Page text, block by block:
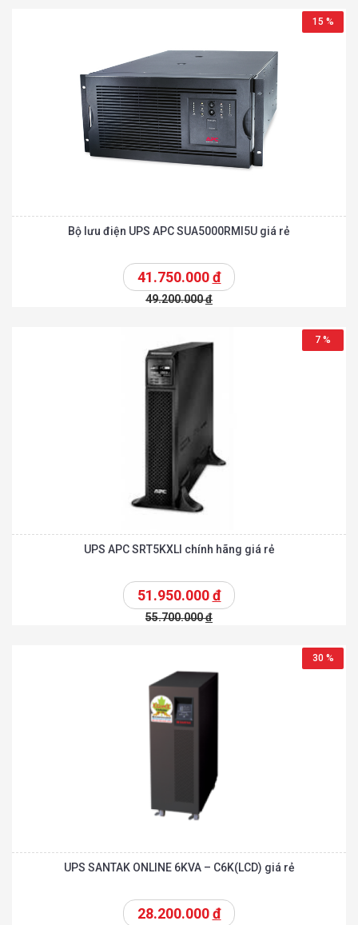
15 %
Bộ lưu điện UPS APC SUA5000RMI5U giá rẻ
41.750.000đ
49.200.000đ
7 %
UPS APC SRT5KXLI chính hãng giá rẻ
51.950.000đ
55.700.000đ
30 %
UPS SANTAK ONLINE 6KVA – C6K(LCD) giá rẻ
28.200.000đ